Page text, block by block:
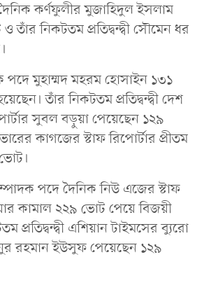
কর্ণফুলীর মুজাহিদুল ইসলাম
তাঁর নিকটতম প্রতিদ্বন্দ্বী সৌমেন ধর
পদে মুহাম্মদ মহরম হোসাইন ১৩১
তাঁর নিকটতম প্রতিদ্বন্দ্বী দেশ
সুবল বড়ুয়া পেয়েছেন ১২৯
কাগজের স্টাফ রিপোর্টার প্রীতম
পদে দৈনিক নিউ এজের স্টাফ
কামাল ২২৯ ভোট পেয়ে বিজয়ী
প্রতিদ্বন্দ্বী এশিয়ান টাইমসের ব্যুরো
রহমান ইউসুফ পেয়েছেন ১২৯